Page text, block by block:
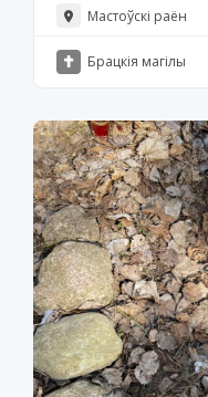
Мастоўскі раён
Брацкія магілы